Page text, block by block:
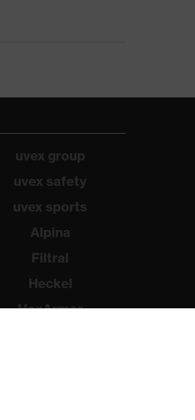
uvex group
uvex safety
uvex sports
Alpina
Filtral
Heckel
HexArmor